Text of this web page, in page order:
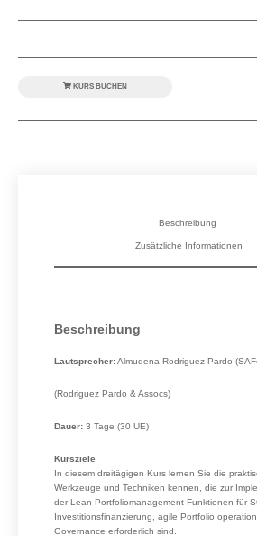
KURS BUCHEN
Beschreibung
Zusätzliche Informationen
Beschreibung
Lautsprecher:Almudena Rodriguez Pardo
(Rodriguez Pardo & Assocs)
Dauer: 3 Tage (30 UE)
Kursziele
In diesem dreitägigen Kurs lernen Sie die
Werkzeuge und Techniken kennen, die zur
der Lean-Portfoliomanagement-Funktionen für
Investitionsfinanzierung, agile Portfolio
Governance erforderlich sind.